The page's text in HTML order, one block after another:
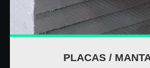
PLACAS /